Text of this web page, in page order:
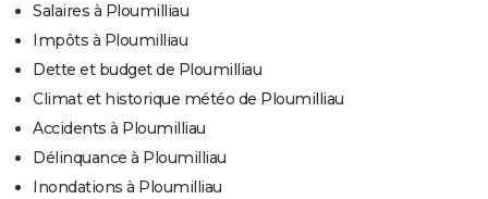
Salaires à Ploumilliau
Impôts à Ploumilliau
Dette et budget de Ploumilliau
Climat et historique météo de Ploumilliau
Accidents à Ploumilliau
Délinquance à Ploumilliau
Inondations à Ploumilliau